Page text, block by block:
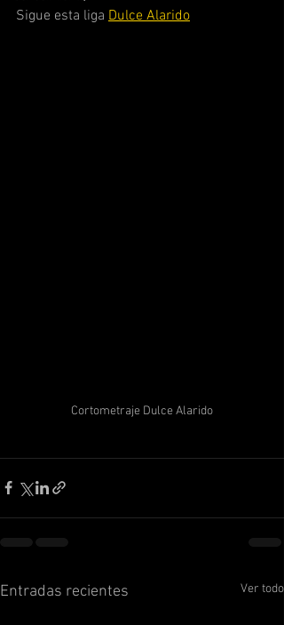
Sigue esta liga Dulce Alarido
Cortometraje Dulce Alarido
Entradas recientes Ver todo